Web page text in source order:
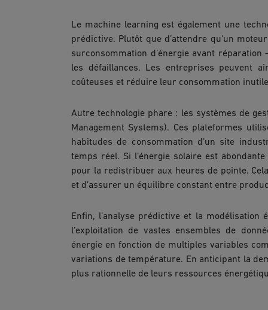
Le machine learning est également une
prédictive. Plutôt que d’attendre qu’un
surconsommation d’énergie avant
les défaillances. Les entreprises peuvent
coûteuses et réduire leur consommation inutile
Autre technologie phare : les systèmes de
Management Systems). Ces plateformes
habitudes de consommation d’un site
temps réel. Si l’énergie solaire est
pour la redistribuer aux heures de pointe.
et d’assurer un équilibre constant entre
Enfin, l’analyse prédictive et la
l’exploitation de vastes ensembles de
énergie en fonction de multiples variables
variations de température. En anticipant la
plus rationnelle de leurs ressources